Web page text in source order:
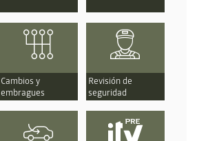
Cambios y
embragues
Revisión de
seguridad